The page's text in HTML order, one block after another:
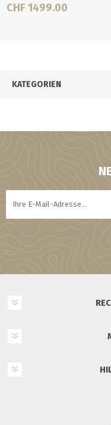
CHF 1499.00
KATEGORIEN